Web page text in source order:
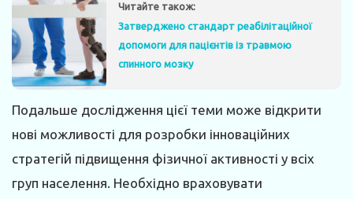
Читайте також:
Затверджено стандарт реабілітаційної
допомоги для пацієнтів із травмою
спинного мозку
Подальше дослідження цієї теми може відкрити
нові можливості для розробки інноваційних
стратегій підвищення фізичної активності у всіх
груп населення. Необхідно враховувати